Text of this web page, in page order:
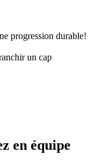
progression durable!
un cap
en équipe